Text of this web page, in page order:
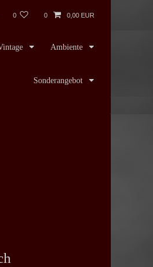
0 0 0,00 EUR
Ambiente
Sonderangebot